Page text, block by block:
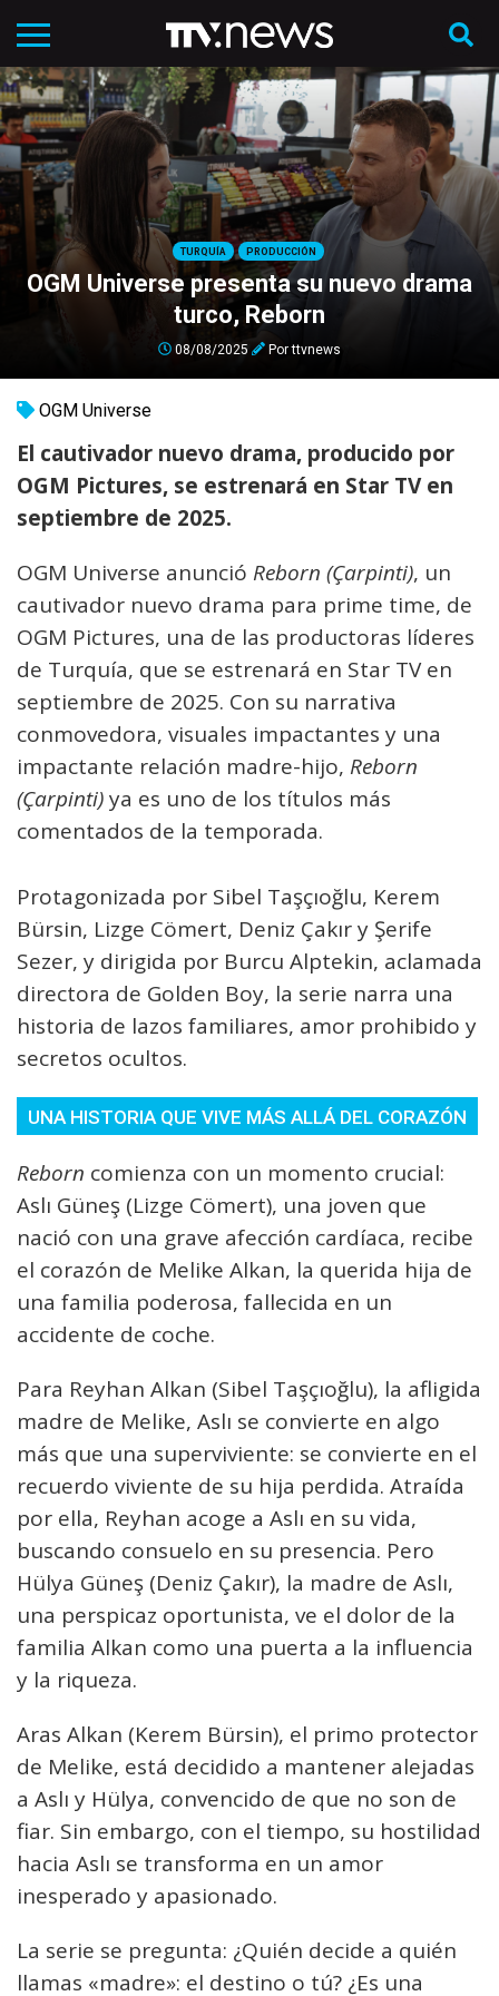
TURQUÍA PRODUCCIÓN
OGM Universe presenta su nuevo drama
turco, Reborn
08/08/2025 Porttvnews
OGM Universe
El cautivador nuevo drama, producido por
OGM Pictures, se estrenará en Star TV en
septiembre de 2025.
OGM Universe anunció Reborn (Çarpinti), un
cautivador nuevo drama para prime time, de
OGM Pictures, una de las productoras líderes
de Turquía, que se estrenará en Star TV en
septiembre de 2025. Con su narrativa
conmovedora, visuales impactantes y una
impactante relación madre-hijo, Reborn
(Çarpinti)ya es uno de los títulos más
comentados de la temporada.
Protagonizada por Sibel Taşçıoğlu, Kerem
Bürsin, Lizge Cömert, Deniz Çakır y Şerife
Sezer, y dirigida por Burcu Alptekin, aclamada
directora de Golden Boy, la serie narra una
historia de lazos familiares, amor prohibido y
secretos ocultos.
UNA HISTORIA QUE VIVE MÁS ALLÁ DEL CORAZÓN
Reborn comienza con un momento crucial:
Aslı Güneş (Lizge Cömert), una joven que
nació con una grave afección cardíaca, recibe
el corazón de Melike Alkan, la querida hija de
una familia poderosa, fallecida en un
accidente de coche.
Para Reyhan Alkan (Sibel Taşçıoğlu), la afligida
madre de Melike, Aslı se convierte en algo
más que una superviviente: se convierte en el
recuerdo viviente de su hija perdida. Atraída
por ella, Reyhan acoge a Aslı en su vida,
buscando consuelo en su presencia. Pero
Hülya Güneş (Deniz Çakır), la madre de Aslı,
una perspicaz oportunista, ve el dolor de la
familia Alkan como una puerta a la influencia
y la riqueza.
Aras Alkan (Kerem Bürsin), el primo protector
de Melike, está decidido a mantener alejadas
a Aslı y Hülya, convencido de que no son de
fiar. Sin embargo, con el tiempo, su hostilidad
hacia Aslı se transforma en un amor
inesperado y apasionado.
La serie se pregunta: ¿Quién decide a quién
llamas «madre»: el destino o tú? ¿Es una